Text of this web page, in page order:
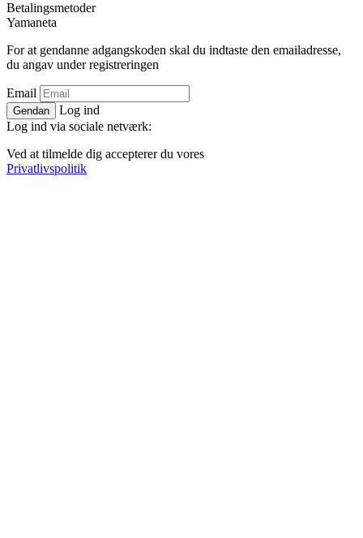
Betalingsmetoder
Yamaneta
For at gendanne adgangskoden skal du indtaste den emailadresse,
du angav under registreringen
Email
Gendan
Log ind
Log ind via sociale netværk:
Ved at tilmelde dig accepterer du vores
Privatlivspolitik